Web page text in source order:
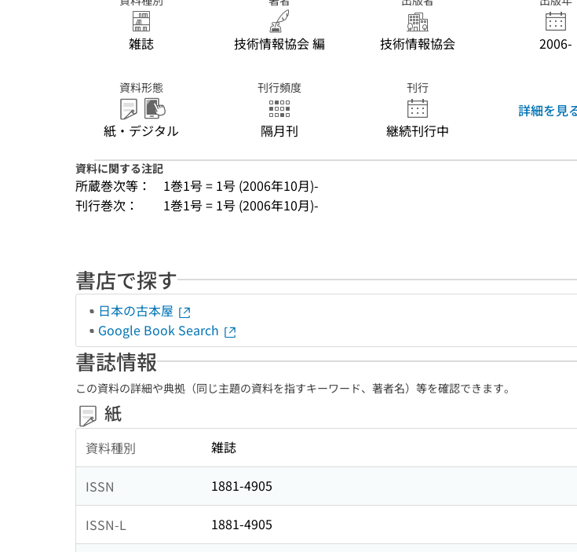
雑誌 技術情報協会 編 技術情報協会 2006-
資料形態
紙・デジタル
刊行頻度
隔月刊
刊行
継続刊行中
詳細を見
資料に関する注記
所蔵巻次等：
1巻1号 = 1号 (2006年10月)-
刊行巻次：
1巻1号 = 1号 (2006年10月)-
書店で探す
日本の古本屋
Google Book Search
書誌情報
この資料の詳細や典拠（同じ主題の資料を指すキーワード、著者名）等を確認できます。
紙
資料種別 雑誌
ISSN 1881-4905
ISSN-L 1881-4905